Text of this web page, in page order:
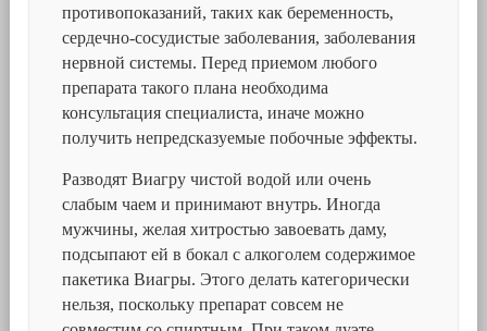
противопоказаний, таких как беременность,
сердечно-сосудистые заболевания, заболевания
нервной системы. Перед приемом любого
препарата такого плана необходима
консультация специалиста, иначе можно
получить непредсказуемые побочные эффекты.
Разводят Виагру чистой водой или очень
слабым чаем и принимают внутрь. Иногда
мужчины, желая хитростью завоевать даму,
подсыпают ей в бокал с алкоголем содержимое
пакетика Виагры. Этого делать категорически
нельзя, поскольку препарат совсем не